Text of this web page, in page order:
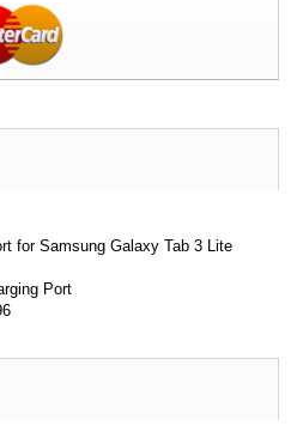
for Samsung Galaxy Tab 3 Lite
Port